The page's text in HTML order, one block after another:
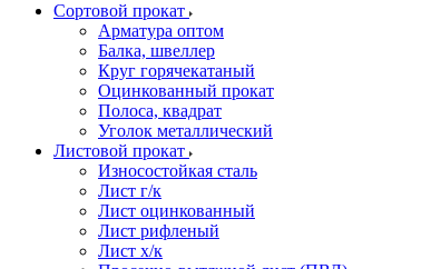
Сортовой прокат
Арматура оптом
Балка, швеллер
Круг горячекатаный
Оцинкованный прокат
Полоса, квадрат
Уголок металлический
Листовой прокат
Износостойкая сталь
Лист г/к
Лист оцинкованный
Лист рифленый
Лист х/к